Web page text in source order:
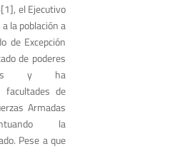
el Ejecutivo
la población a
de Excepción
de poderes
y ha
facultades de
Armadas
la
Pese a que